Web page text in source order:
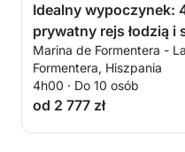
Idealny wypoczynek:
prywatny rejs łodzią i
jaskinie
Marina de Formentera -
Formentera, Hiszpania
4h00 · Do 10 osób
od 2 777 zł